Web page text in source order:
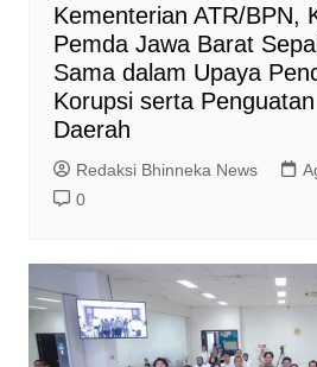
Kementerian ATR/BPN,
Pemda Jawa Barat
Sama dalam Upaya
Korupsi serta
Daerah
Redaksi Bhinneka News
0